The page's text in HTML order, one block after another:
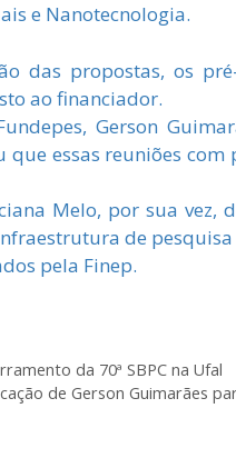
e Nanotecnologia.
das propostas, os
ao financiador.
Gerson
que essas reuniões
Melo, por sua
de
pela Finep.
da 70ª SBPC na Ufal
de Gerson Guimarães